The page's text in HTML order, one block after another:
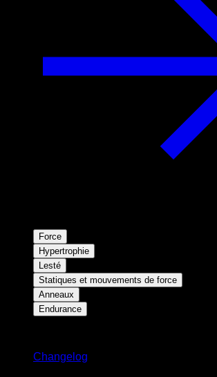
Force
Hypertrophie
Lesté
Statiques et mouvements de force
Anneaux
Endurance
Changelog